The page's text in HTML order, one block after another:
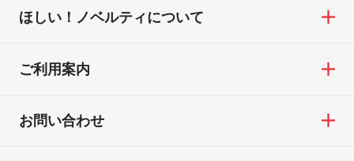
ほしい！ノベルティについて
ご利用案内
お問い合わせ